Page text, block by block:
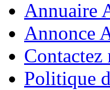
Annuaire
Annonce
Contactez
Politique